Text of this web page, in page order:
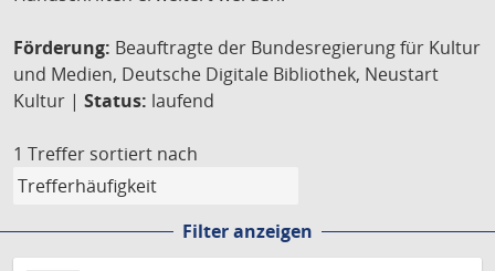
Förderung: Beauftragte der Bundesregierung für Kultur
und Medien, Deutsche Digitale Bibliothek, Neustart
Kultur | Status: laufend
1 Treffer sortiert nach
Filter anzeigen